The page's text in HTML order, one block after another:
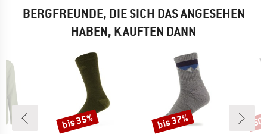
BERGFREUNDE, DIE SICH DAS ANGESEHEN
HABEN, KAUFTEN DANN
Rabatt
bis 35% Rabatt
bis 37%